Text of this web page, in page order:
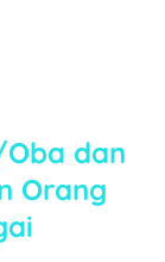
dan
Orang